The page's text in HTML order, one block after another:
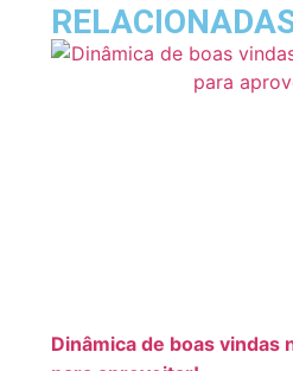
Dinâmica de boas vindas